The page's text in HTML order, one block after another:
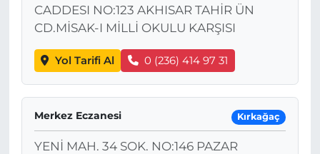
CADDESI NO:123 AKHISAR TAHİR ÜN
CD.MİSAK-I MİLLİ OKULU KARŞISI
Yol Tarifi Al 0 (236) 414 97 31
Merkez Eczanesi Kırkağaç
YENİ MAH. 34 SOK. NO:146 PAZAR